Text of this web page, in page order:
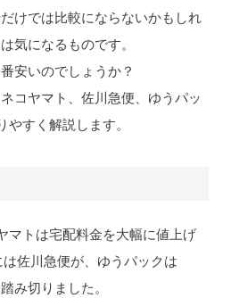
けでは比較にならないかもしれ
気になるものです。
安いのでしょうか？
コヤマト、佐川急便、ゆうパッ
すく解説します。
マトは宅配料金を大幅に値上げ
佐川急便が、ゆうパックは
み切りました。